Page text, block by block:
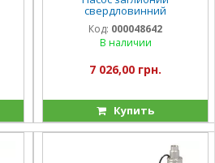
свердловинний
відцентровий Vitals aqua 3-
20DCo 1647-1.0r
Код: 000048642
В наличии
7 026,00 грн.
Купить